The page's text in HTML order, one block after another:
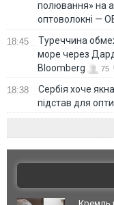
полювання» на
оптоволокні —
18:45
Туреччина
море через
Bloomberg
75
18:38
Сербія хоче
підстав для